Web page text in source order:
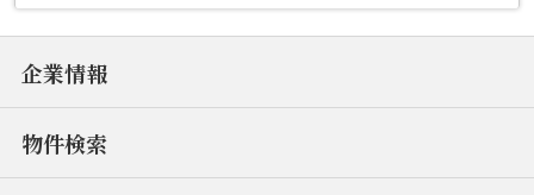
企業情報
物件検索